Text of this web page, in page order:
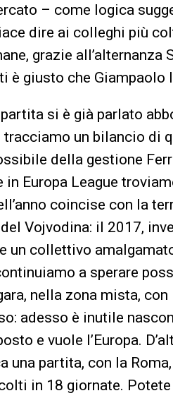
– come logica
dire ai colleghi più
grazie all’alternanza
è giusto che Giampaolo
si è già parlato
un bilancio di
della gestione
Europa League
coincise con la
Vojvodina: il 2017,
un collettivo
a sperare
nella zona mista, con
adesso è inutile
e vuole l’Europa.
una partita, con la
in 18 giornate.